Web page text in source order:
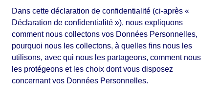
Dans cette déclaration de confidentialité (ci-après «
Déclaration de confidentialité »), nous expliquons
comment nous collectons vos Données Personnelles,
pourquoi nous les collectons, à quelles fins nous les
utilisons, avec qui nous les partageons, comment nous
les protégeons et les choix dont vous disposez
concernant vos Données Personnelles.